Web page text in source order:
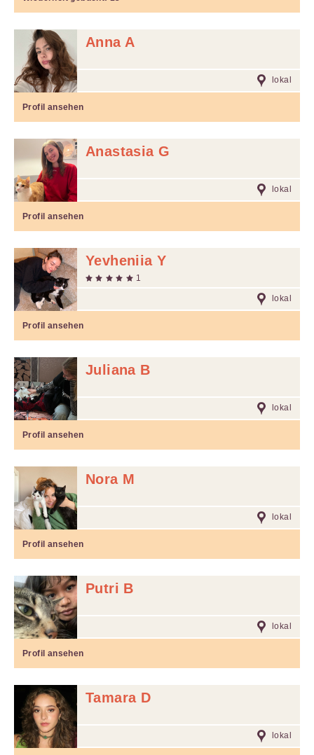
Anna A
lokal
Profil ansehen
Anastasia G
lokal
Profil ansehen
Yevheniia Y
1
lokal
Profil ansehen
Juliana B
lokal
Profil ansehen
Nora M
lokal
Profil ansehen
Putri B
lokal
Profil ansehen
Tamara D
lokal